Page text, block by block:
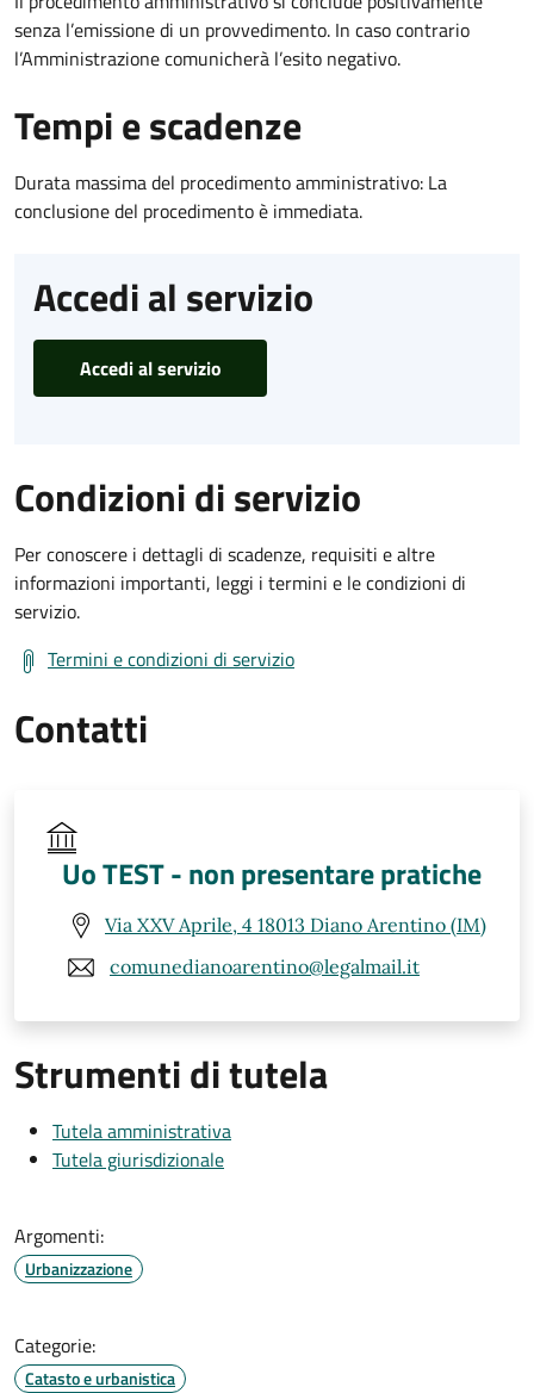
senza l’emissione di un provvedimento. In caso contrario
l’Amministrazione comunicherà l’esito negativo.
Tempi e scadenze
Durata massima del procedimento amministrativo: La
conclusione del procedimento è immediata.
Accedi al servizio
Accedi al servizio
Condizioni di servizio
Per conoscere i dettagli di scadenze, requisiti e altre
informazioni importanti, leggi i termini e le condizioni di
servizio.
Termini e condizioni di servizio
Contatti
Uo TEST - non presentare pratiche
Via XXV Aprile, 4 18013 Diano Arentino (IM)
comunedianoarentino@legalmail.it
Strumenti di tutela
Tutela amministrativa
Tutela giurisdizionale
Argomenti:
Urbanizzazione
Categorie:
Catasto e urbanistica